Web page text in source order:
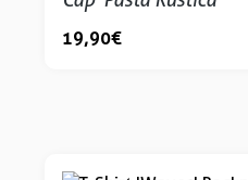
19,90 €